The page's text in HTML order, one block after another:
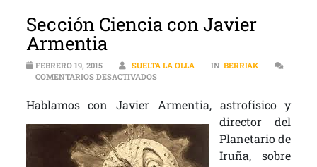
Sección Ciencia con Javier
Armentia
FEBRERO 19, 2015 SUELTA LA OLLA IN BERRIAK
COMENTARIOS DESACTIVADOSEN SECCIÓN CIENCIA CON JAVIER
Hablamos con Javier Armentia, astrofísico y
director del
Planetario de
Iruña, sobre